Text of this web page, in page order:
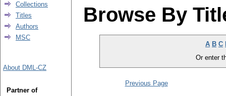
Browse By
A B C
Or enter
Previous Page
Collections
Titles
Authors
MSC
About DML-CZ
Partner of